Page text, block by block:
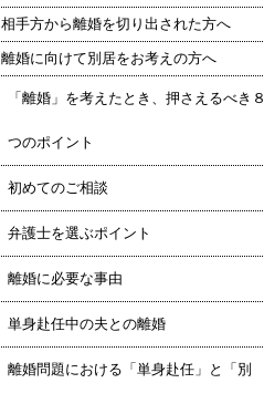
相手方から離婚を切り出された方へ
離婚に向けて別居をお考えの方へ
「離婚」を考えたとき、押さえるべき８
つのポイント
初めてのご相談
弁護士を選ぶポイント
離婚に必要な事由
単身赴任中の夫との離婚
離婚問題における「単身赴任」と「別